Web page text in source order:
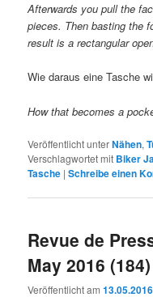
Afterwards you pull the
pieces. Then basting the
result is a rectangular
Wie daraus eine Tasche
How that becomes a
Veröffentlicht unterNähen,
Verschlagwortet mit Biker
Tasche |Schreibe einen
Revue de
May 2016 (184)
Veröffentlicht am13.05.2016